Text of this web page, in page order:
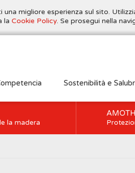
una migliore esperienza sul sito.
la Cookie Policy. Se prosegui nella
Sostenibilità e
la madera